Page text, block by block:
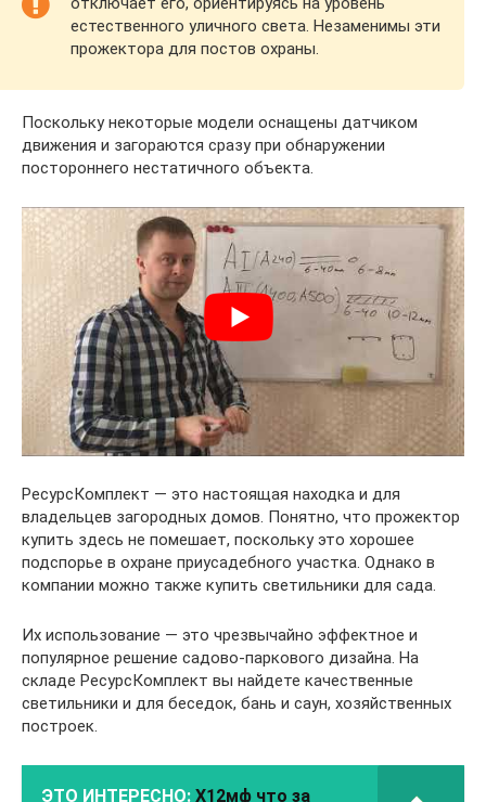
естественного уличного света. Незаменимы эти
прожектора для постов охраны.
Поскольку некоторые модели оснащены датчиком
движения и загораются сразу при обнаружении
постороннего нестатичного объекта.
РесурсКомплект — это настоящая находка и для
владельцев загородных домов. Понятно, что прожектор
купить здесь не помешает, поскольку это хорошее
подспорье в охране приусадебного участка. Однако в
компании можно также купить светильники для сада.
Их использование — это чрезвычайно эффектное и
популярное решение садово-паркового дизайна. На
складе РесурсКомплект вы найдете качественные
светильники и для беседок, бань и саун, хозяйственных
построек.
ЭТО ИНТЕРЕСНО: Х12мф что за